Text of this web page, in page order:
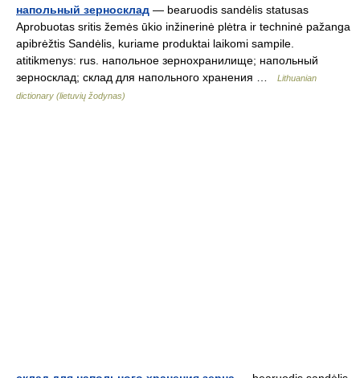
напольный зерносклад — bearuodis sandėlis statusas
Aprobuotas sritis žemės ūkio inžinerinė plėtra ir techninė pažanga
apibrėžtis Sandėlis, kuriame produktai laikomi sampile.
atitikmenys: rus. напольное зернохранилище; напольный
зерносклад; склад для напольного хранения …
Lithuanian
dictionary (lietuvių žodynas)